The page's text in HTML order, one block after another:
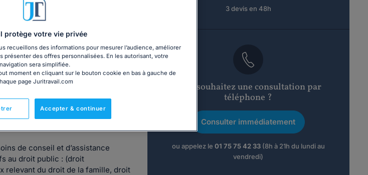
une solide expérience en
son activité au sein du
de conseil et d’assistance
au droit public : (droit
relevant du droit de la famille, droit
3 devis en 48h
Vous souhaitez une consultation par
téléphone ?
Consulter immédiatement
ou appelez le 01 75 75 42 33(8h à 21h du lundi au
vendredi)
protège votre vie privée
recueillons des informations pour mesurer l’audience, améliorer
présenter des offres personnalisées. En les autorisant, votre
navigation sera simplifiée.
moment en cliquant sur le bouton cookie en bas à gauche de
page Juritravail.com
Accepter & continuer